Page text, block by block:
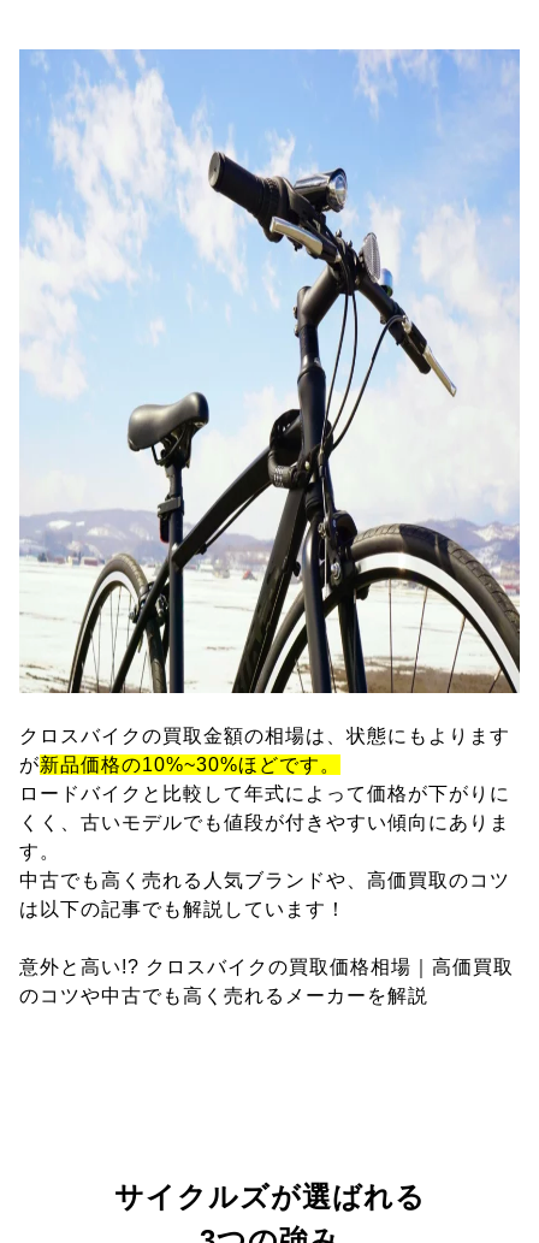
クロスバイクの買取金額の相場は、状態にもよります
が新品価格の10%~30%ほどです。
ロードバイクと比較して年式によって価格が下がりに
くく、古いモデルでも値段が付きやすい傾向にありま
す。
中古でも高く売れる人気ブランドや、高価買取のコツ
は以下の記事でも解説しています！
意外と高い!? クロスバイクの買取価格相場｜高価買取
のコツや中古でも高く売れるメーカーを解説
サイクルズが選ばれる